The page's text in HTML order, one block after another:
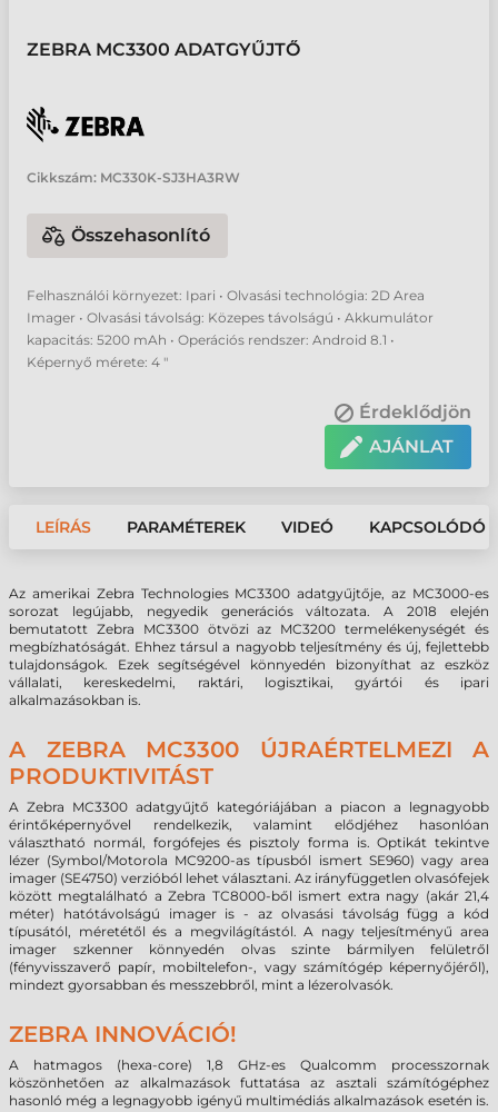
ZEBRA MC3300 ADATGYŰJTŐ
Cikkszám: MC330K-SJ3HA3RW
Összehasonlító
Felhasználói környezet: Ipari • Olvasási technológia: 2D Area
Imager • Olvasási távolság: Közepes távolságú • Akkumulátor
kapacitás: 5200 mAh • Operációs rendszer: Android 8.1 •
Képernyő mérete: 4 "
Érdeklődjön
AJÁNLAT
LEÍRÁS PARAMÉTEREK VIDEÓ KAPCSOLÓDÓ
Az amerikai Zebra Technologies MC3300 adatgyűjtője, az MC3000-es
sorozat legújabb, negyedik generációs változata. A 2018 elején
bemutatott Zebra MC3300 ötvözi az MC3200 termelékenységét és
megbízhatóságát. Ehhez társul a nagyobb teljesítmény és új, fejlettebb
tulajdonságok. Ezek segítségével könnyedén bizonyíthat az eszköz
vállalati, kereskedelmi, raktári, logisztikai, gyártói és ipari
alkalmazásokban is.
A ZEBRA MC3300 ÚJRAÉRTELMEZI A
PRODUKTIVITÁST
A Zebra MC3300 adatgyűjtő kategóriájában a piacon a legnagyobb
érintőképernyővel rendelkezik, valamint elődjéhez hasonlóan
választható normál, forgófejes és pisztoly forma is. Optikát tekintve
lézer (Symbol/Motorola MC9200-as típusból ismert SE960) vagy area
imager (SE4750) verzióból lehet választani. Az irányfüggetlen olvasófejek
között megtalálható a Zebra TC8000-ből ismert extra nagy (akár 21,4
méter) hatótávolságú imager is - az olvasási távolság függ a kód
típusától, méretétől és a megvilágítástól. A nagy teljesítményű area
imager szkenner könnyedén olvas szinte bármilyen felületről
(fényvisszaverő papír, mobiltelefon-, vagy számítógép képernyőjéről),
mindezt gyorsabban és messzebbről, mint a lézerolvasók.
ZEBRA INNOVÁCIÓ!
A hatmagos (hexa-core) 1,8 GHz-es Qualcomm processzornak
köszönhetően az alkalmazások futtatása az asztali számítógéphez
hasonló még a legnagyobb igényű multimédiás alkalmazások esetén is.